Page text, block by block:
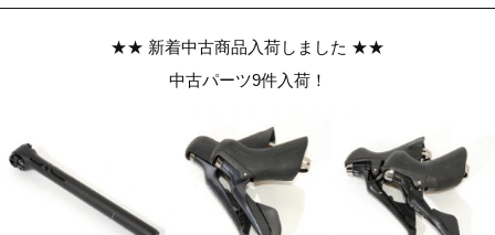
★★ 新着中古商品入荷しました ★★
中古パーツ9件入荷！